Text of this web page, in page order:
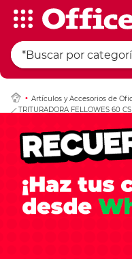
Artículos y Accesorios de
TRITURADORA FELLOWES 60